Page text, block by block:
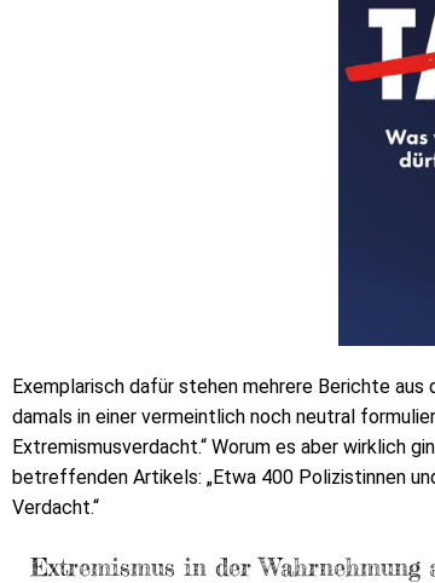
Exemplarisch dafür stehen mehrere Berichte
damals in einer vermeintlich noch neutral
Extremismusverdacht.“ Worum es aber wirklich
betreffenden Artikels: „Etwa 400 Polizistinnen
Verdacht.“
Extremismus in der